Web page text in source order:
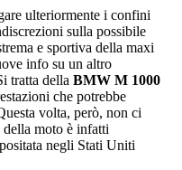
ulteriormente i confini
sulla possibile
e sportiva della maxi
info su un altro
tratta della BMW M 1000
che potrebbe
volta, però, non ci
moto è infatti
negli Stati Uniti